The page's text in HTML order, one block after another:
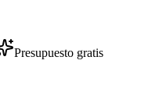
Presupuesto gratis